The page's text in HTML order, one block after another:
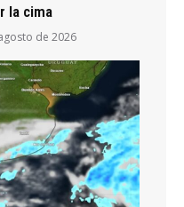
la cima
de 2026